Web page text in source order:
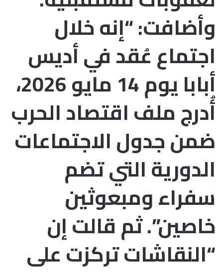
وأضافت: “إنه خلال
اجتماع عُقد في أديس
أبابا يوم 14 مايو 2026،
أُدرج ملف اقتصاد الحرب
ضمن جدول الاجتماعات
الدورية التي تضم
سفراء ومبعوثين
خاصين”. ثم قالت إن
“النقاشات تركزت على